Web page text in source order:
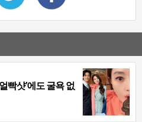
빡샷’에도 굴욕 없